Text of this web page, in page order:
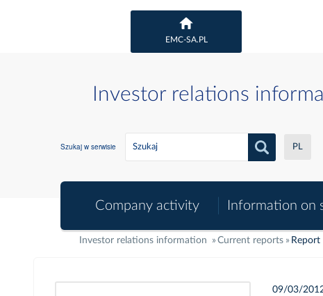
EMC-SA.PL
Investor relations
Szukaj w serwisie PL
Company activity Information on
Investor relations information Current reports
09/03/